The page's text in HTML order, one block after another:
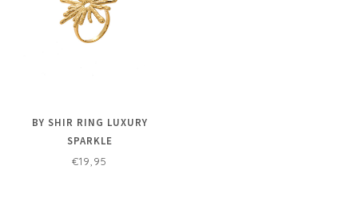
BY SHIR RING LUXURY
SPARKLE
€19,95